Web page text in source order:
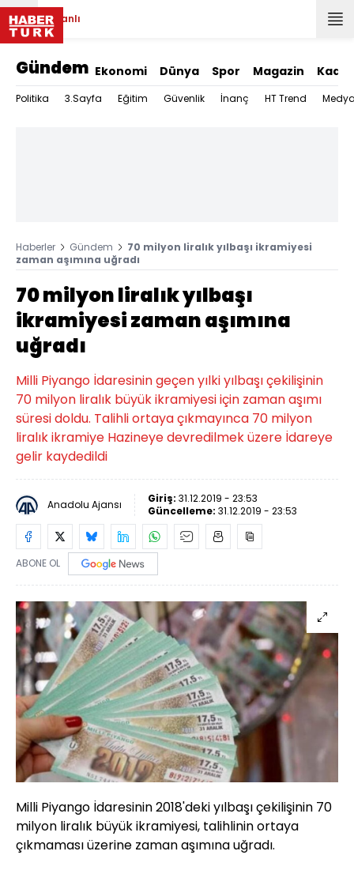
Canlı
Gündem Ekonomi Dünya Spor Magazin Kadın
Politika 3.Sayfa Eğitim Güvenlik İnanç HT Trend
Haberler Gündem
70 milyon liralık yılbaşı ikramiyesi
zaman aşımına uğradı
70 milyon liralık yılbaşı
ikramiyesi zaman aşımına
uğradı
Milli Piyango İdaresinin geçen yılki yılbaşı çekilişinin
70 milyon liralık büyük ikramiyesi için zaman aşımı
süresi doldu. Talihli ortaya çıkmayınca 70 milyon
liralık ikramiye Hazineye devredilmek üzere İdareye
gelir kaydedildi
Anadolu Ajansı Giriş: 31.12.2019 - 23:53
Güncelleme: 31.12.2019 - 23:53
ABONE OL
Milli Piyango İdaresinin 2018'deki yılbaşı çekilişinin 70
milyon liralık büyük ikramiyesi, talihlinin ortaya
çıkmaması üzerine zaman aşımına uğradı.